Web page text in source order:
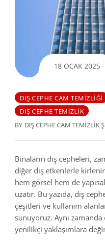
18 OCAK 2025
DIŞ CEPHE CAM TEMIZLIĞI
DIŞ CEPHE TEMIZLIK
BY DIŞ CEPHE CAM TEMIZLIK
Binaların dış cepheleri,
diğer dış etkenlerle
hem görsel hem de
uzatır. Bu yazıda, dış
çeşitleri ve kullanım
sunuyoruz. Aynı
yenilikçi yaklaşımlara